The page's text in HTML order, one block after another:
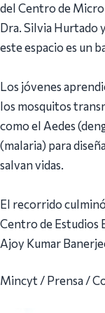
del Centro de
Dra. Silvia Hurtado
este espacio es un
Los jóvenes
los mosquitos
como el Aedes
(malaria) para
salvan vidas.
El recorrido
Centro de Estudios
Ajoy Kumar
Mincyt / Prensa /